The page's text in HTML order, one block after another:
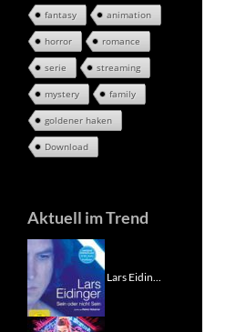
fantasy animation
horror romance
serie streaming
mystery family
goldener haken
Download
Aktuell im Trend
Lars Eidin...